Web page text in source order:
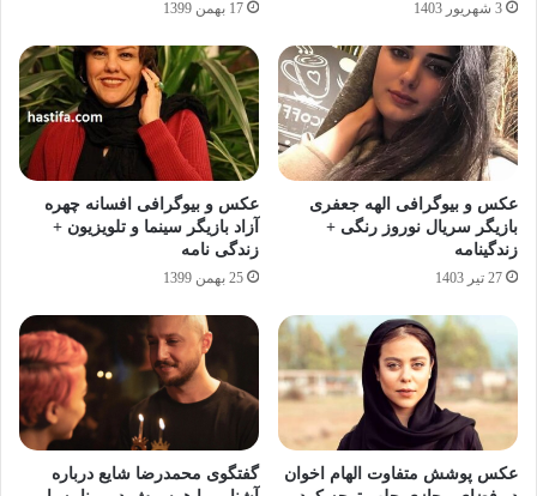
3 شهریور 1403 17 بهمن 1399
عکس و بیوگرافی الهه جعفری
بازیگر سریال نوروز رنگی +
زندگینامه
27 تیر 1403
عکس و بیوگرافی افسانه چهره
آزاد بازیگر سینما و تلویزیون +
زندگی نامه
25 بهمن 1399
عکس پوشش متفاوت الهام اخوان
گفتگوی محمدرضا شایع درباره